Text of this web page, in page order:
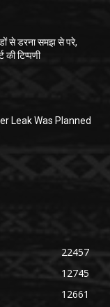
से डरना समझ से परे,
की टिप्पणी
Leak Was Planned
22457
12745
12661